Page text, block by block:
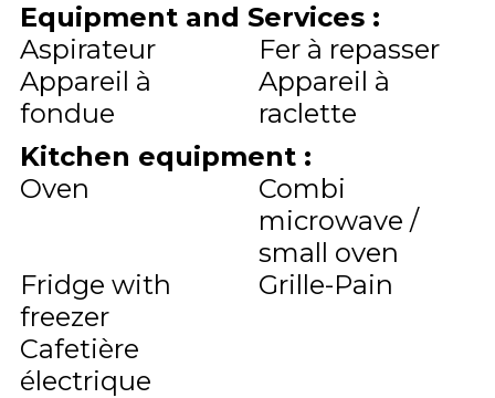
Equipment and Services :
Aspirateur
Fer à repasser
Appareil à
fondue
Appareil à
raclette
Kitchen equipment :
Oven
Combi
microwave /
small oven
Fridge with
freezer
Grille-Pain
Cafetière
électrique